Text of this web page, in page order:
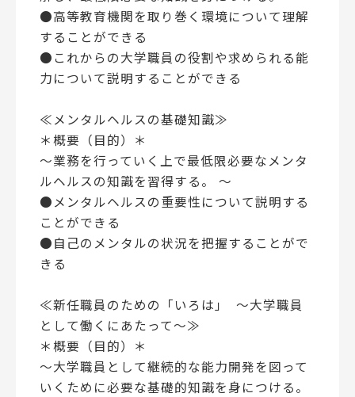
●高等教育機関を取り巻く環境について理解
することができる
●これからの大学職員の役割や求められる能
力について説明することができる
≪メンタルヘルスの基礎知識≫
＊概要（目的）＊
～業務を行っていく上で最低限必要なメンタ
ルヘルスの知識を習得する。 ～
●メンタルヘルスの重要性について説明する
ことができる
●自己のメンタルの状況を把握することがで
きる
≪新任職員のための「いろは」 ～大学職員
として働くにあたって～≫
＊概要（目的）＊
～大学職員として継続的な能力開発を図って
いくために必要な基礎的知識を身につける。